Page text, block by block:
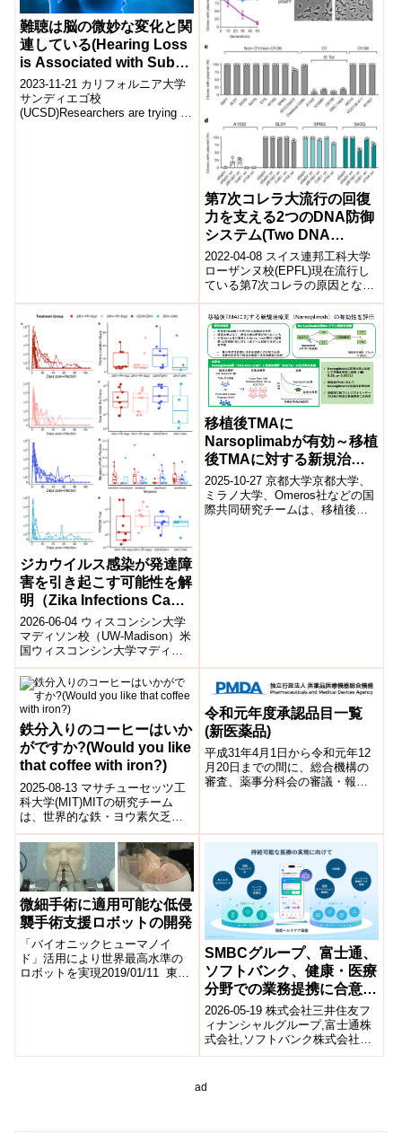
難聴は脳の微妙な変化と関
連している(Hearing Loss
is Associated with Subtle
Changes in the Brain)
2023-11-21 カリフォルニア大学
サンディエゴ校
(UCSD)Researchers are trying to
第7次コレラ大流行の回復
力を支える2つのDNA防御
システム(Two DNA
defense systems behind
resilience of 7th cholera
pandemic)
2022-04-08 スイス連邦工科大学
ローザンヌ校(EPFL)現在流行し
ている第7次コレラの原因となっ
ている細菌株を、有害な遺伝子
やウイルスから守るDNA防御...
ジカウイルス感染が発達障
害を引き起こす可能性を解
明（Zika Infections Can
Cause Significant
Developmental
Problems）
2026-06-04 ウィスコンシン大学
マディソン校（UW-Madison）米
国ウィスコンシン大学マディソ
ン校の研究チームは、ジカウイ
ルス感染が胎児や乳幼児の発...
移植後TMAに
Narsoplimabが有効～移植
後TMAに対する新規治療
薬の有効性を国際共同研究
で明らかに～
2025-10-27 京都大学京都大学、
ミラノ大学、Omeros社などの国
際共同研究チームは、移植後血
鉄分入りのコーヒーはいか
がですか?(Would you like
that coffee with iron?)
2025-08-13 マサチューセッツ工
科大学(MIT)MITの研究チーム
は、世界的な鉄・ヨウ素欠乏対
策として、食品や飲料の風味を
損なわず栄養強化できる新しい
微...
令和元年度承認品目一覧
(新医薬品)
平成31年4月1日から令和元年12
月20日までの間に、総合機構の
審査、薬事分科会の審議・報告
微細手術に適用可能な低侵
襲手術支援ロボットの開発
「バイオニックヒューマノイ
ド」活用により世界最高水準の
ロボットを実現2019/01/11 東京
SMBCグループ、富士通、
ソフトバンク、健康・医療
分野での業務提携に合意
し、持続可能な医療の実現
に向けて国産ヘルスケア基
盤を構築～国民の健康寿命
延伸と医療機関の経営効率
2026-05-19 株式会社三井住友フ
ィナンシャルグループ,富士通株
式会社,ソフトバンク株式会社
SMBCグループ、富士通、ソフ
野...
ad